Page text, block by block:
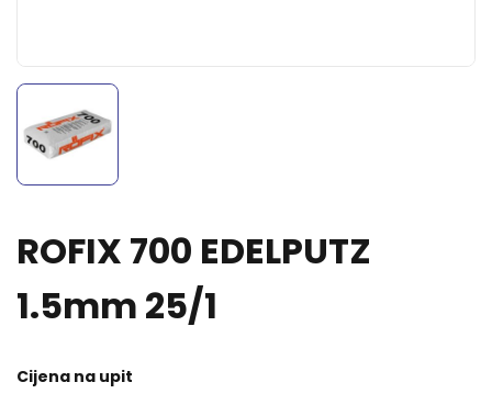
ROFIX 700 EDELPUTZ
1.5mm 25/1
Cijena na upit